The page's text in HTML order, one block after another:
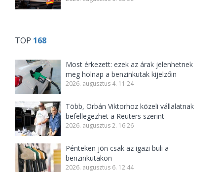
TOP 168
Most érkezett: ezek az árak jelenhetnek
meg holnap a benzinkutak kijelzőin
2026. augusztus 4. 11:24
Több, Orbán Viktorhoz közeli vállalatnak
befellegezhet a Reuters szerint
2026. augusztus 2. 16:26
Pénteken jön csak az igazi buli a
benzinkutakon
2026. augusztus 6. 12:44